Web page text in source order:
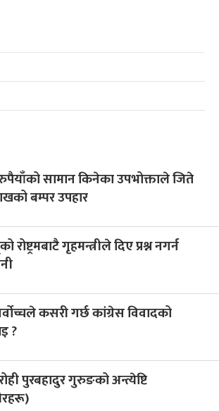
सामान किनेका उपभोक्ताले जिते
बम्पर उपहार
रोष्ट्रमबाटै गृहमन्त्रीले दिए प्रश्न नगर्न
कसरी गर्छ कांग्रेस विवादको
?
पुरबहादुर गुरुङको अन्त्येष्टि